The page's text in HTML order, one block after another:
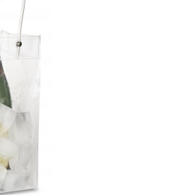
le erogazioni
Stato e gli aiuti de
nostra impresa sono
nazionale degli aiuti di
della L. 234/2012 a cui si
seguente link: